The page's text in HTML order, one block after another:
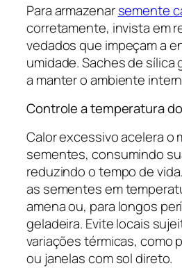
Para armazenarsemente
corretamente, invista em
vedados que impeçam a
umidade. Saches de sílica
a manter o ambiente
Controle a temperatura
Calor excessivo acelera o
sementes, consumindo
reduzindo o tempo de
as sementes em
amena ou, para longos
geladeira. Evite locais
variações térmicas, como
ou janelas com sol direto.